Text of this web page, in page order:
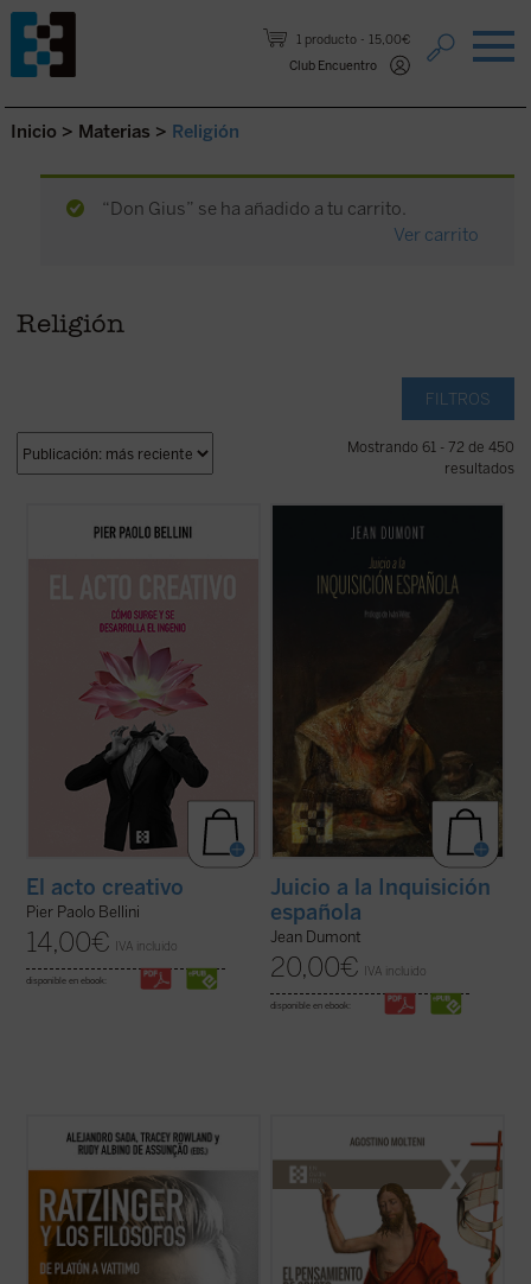
1 producto
15,00€
Club Encuentro
Saltar al contenido.
Inicio > Materias > Religión
“Don Gius” se ha añadido a tu carrito.
Ver carrito
Religión
FILTROS
Mostrando 61 - 72 de 450
resultados
este recorrido fascinante a través de los
El acto creativo
Pier Paolo Bellini
14,00€ IVA incluido
disponible en ebook:
oscurantismo y la crueldad mayores que
hispanista, se propone en Juicio a la
Inquisición españoladar una oportunidad
de defensa a la acusada. El resultado ...
Juicio a la Inquisición
española
Jean Dumont
20,00€ IVA incluido
disponible en ebook:
La conversación y el diálogo con filósofos
clásicos y contemporáneos es una de las
pensamiento del papa teólogo. Una
compilación de los interlocutores más
relevantes y una visión de conjunto de ...
(ver ficha)
sobre la «teología» de Charles Péguy se
han centrado solamente en algunos
aspectos específicos de la reflexión
cristiana, pero no han indagado sobre
cómo el escritor supo reconocer el
pensamiento de ...
(ver ficha)